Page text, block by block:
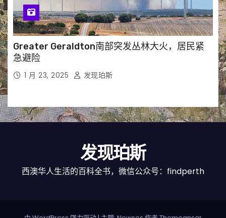
Greater Geraldton南部突发丛林大火，居民紧
急避险
1 月 23, 2025 发现珀斯
发现珀斯
西澳华人生活的百科全书，微信公众号：findperth